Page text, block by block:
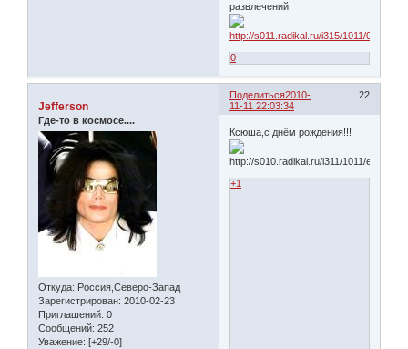
развлечений
0
Поделиться 22
2010-
11-11 22:03:34
Jefferson
Где-то в космосе....
Откуда: Россия,Северо-Запад
Зарегистрирован: 2010-02-23
Приглашений: 0
Сообщений: 252
Уважение: [+29/-0]
Ксюша,с днём рождения!!!
+1